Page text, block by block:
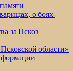
о боях-
за Псков
области»